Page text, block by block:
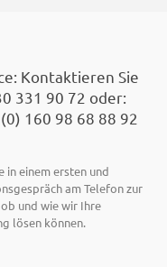
Kontaktieren Sie
331 90 72 oder:
160 98 68 88 92
in einem ersten und
am Telefon zur
und wie wir Ihre
lösen können.